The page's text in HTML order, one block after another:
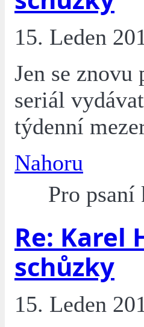
15. Leden
Jen se
seriál
týdenní
Nahoru
Pro
Re: Karel
schůzky
15. Leden